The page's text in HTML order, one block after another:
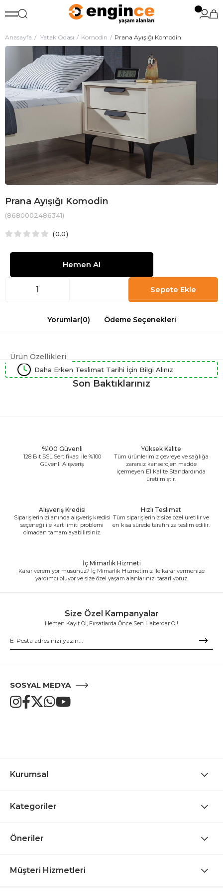
Anasayfa Yatak Odası Komodin Prana Ayışığı Komodin
Prana Ayışığı Komodin
(8680002486341)
0.0
Yorumlar(0) Ödeme Seçenekleri
Ürün Özellikleri
Daha Erken Teslimat Tarihi İçin Bilgi Alınız
Son Baktıklarınız
%100 Güvenli
128 Bit SSL Sertifikası ile %100
Güvenli Alışveriş
Yüksek Kalite
Tüm ürünlerimiz çevreye ve sağlığa
zararsız kanserojen madde
içermeyen E1 Kalite Standardında
üretilmiştir.
Alışveriş Kredisi
Siparişlerinizi anında alışveriş kredisi
seçeneği ile kart limiti problemi
olmadan tamamlayabilirsiniz.
Hızlı Teslimat
Tüm siparişleriniz size özel üretilir ve
en kısa sürede tarafınıza teslim edilir.
İç Mimarlık Hizmeti
Karar veremiyor musunuz? İç Mimarlık Hizmetimiz ile karar vermenize
yardımcı oluyor ve size özel yaşam alanlarınızı tasarlıyoruz.
Size Özel Kampanyalar
Hemen Kayıt Ol, Fırsatlarda Önce Sen Haberdar Ol!
SOSYAL MEDYA
Kurumsal
Kategoriler
Öneriler
Müşteri Hizmetleri